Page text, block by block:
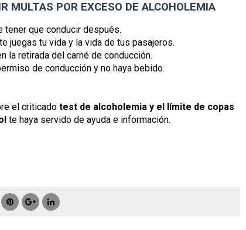
MULTAS POR EXCESO DE ALCOHOLEMIA
tener que conducir después.
juegas tu vida y la vida de tus pasajeros.
la retirada del carné de conducción.
de conducción y no haya bebido.
el criticado test de alcoholemia y el límite de copas
te haya servido de ayuda e información.